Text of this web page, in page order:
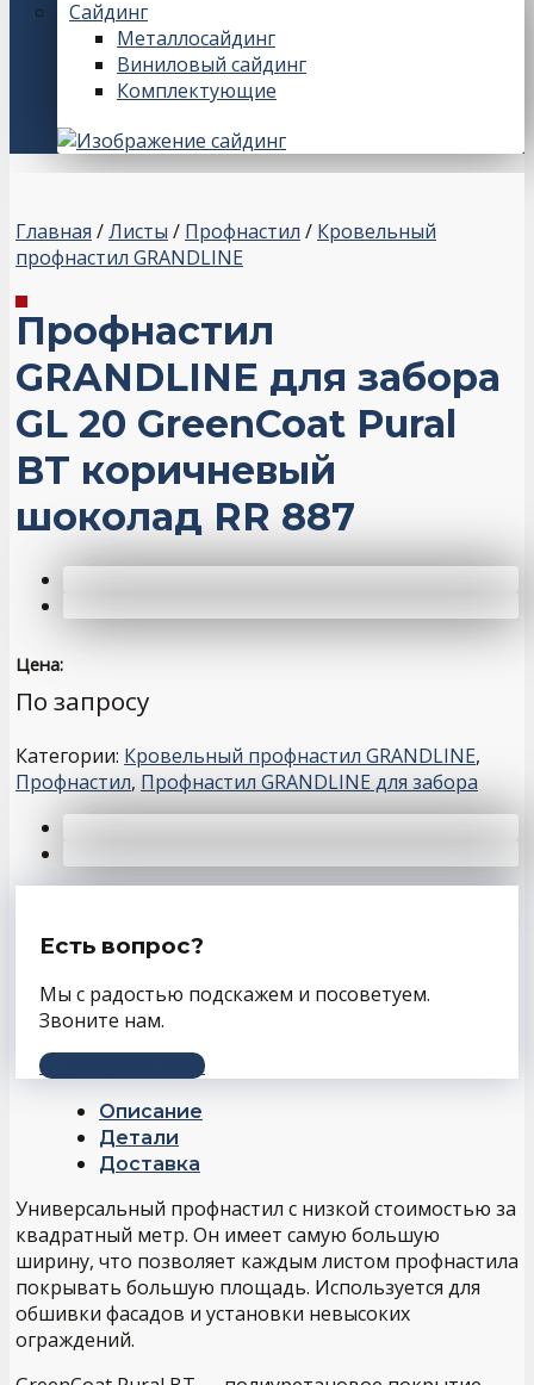
Сайдинг
Металлосайдинг
Виниловый сайдинг
Комплектующие
Главная /Листы / Профнастил / Кровельный
профнастил GRANDLINE
Профнастил
GRANDLINE для забора
GL 20 GreenCoat Pural
BT коричневый
шоколад RR 887
Цена:
По запросу
Категории: Кровельный профнастил GRANDLINE,
Профнастил, Профнастил GRANDLINE для забора
Есть вопрос?
Мы с радостью подскажем и посоветуем.
Звоните нам.
+7 (343) 243-56-66
Описание
Детали
Доставка
Универсальный профнастил с низкой стоимостью за
квадратный метр. Он имеет самую большую
ширину, что позволяет каждым листом профнастила
покрывать большую площадь. Используется для
обшивки фасадов и установки невысоких
ограждений.